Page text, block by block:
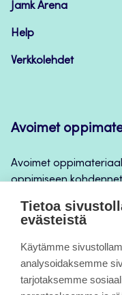
Jamk Arena
Help
Verkkolehdet
Avoimet
Avoimet
oppimiseen
Tietoa sivuista
Tietoa
evästeistä
Käytämme
analysoidaksemme
tarjotaksemme